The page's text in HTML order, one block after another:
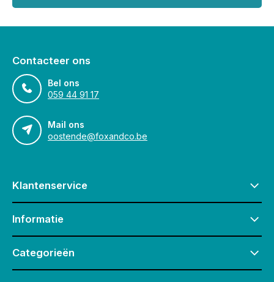
Contacteer ons
Bel ons
059 44 91 17
Mail ons
oostende@foxandco.be
Klantenservice
Informatie
Categorieën